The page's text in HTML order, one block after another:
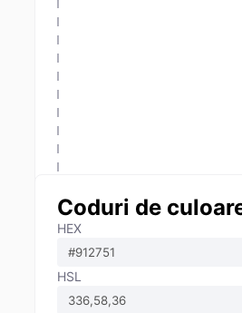
Coduri de
HEX
HSL